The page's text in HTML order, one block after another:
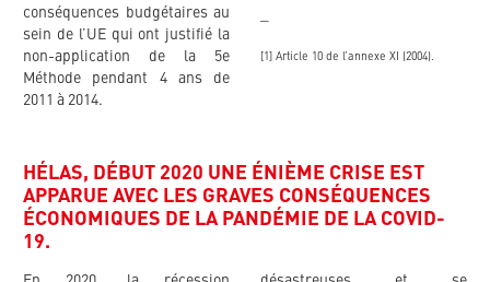
conséquences budgétaires au
sein de l’UE qui ont justifié la
non-application de la 5e
Méthode pendant 4 ans de
2011 à 2014.
[1] Article 10 de l’annexe XI (2004).
HÉLAS, DÉBUT 2020 UNE ÉNIÈME CRISE EST
APPARUE AVEC LES GRAVES CONSÉQUENCES
ÉCONOMIQUES DE LA PANDÉMIE DE LA COVID-
19.